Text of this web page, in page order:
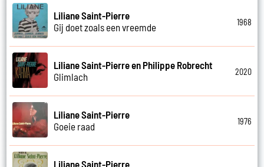
Liliane Saint-Pierre
Gij doet zoals een vreemde
1968
Liliane Saint-Pierre en Philippe Robrecht
Glimlach
2020
Liliane Saint-Pierre
Goeie raad
1976
Liliane Saint-Pierre